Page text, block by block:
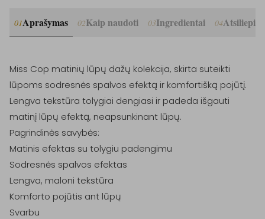
01Aprašymas 02Kaip naudoti 03Ingredientai 04
Miss Cop matinių lūpų dažų kolekcija, skirta suteikti
lūpoms sodresnės spalvos efektą ir komfortišką pojūtį.
Lengva tekstūra tolygiai dengiasi ir padeda išgauti
matinį lūpų efektą, neapsunkinant lūpų.
Pagrindinės savybės:
Matinis efektas su tolygiu padengimu
Sodresnės spalvos efektas
Lengva, maloni tekstūra
Komforto pojūtis ant lūpų
Svarbu